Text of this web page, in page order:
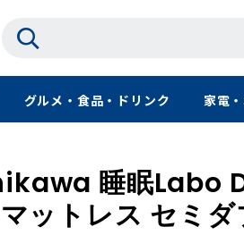
グルメ・食品・ドリンク 家電
睡眠Labo
ットレス セミダ